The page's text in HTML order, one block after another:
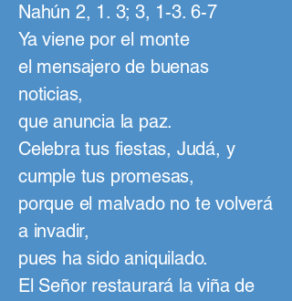
Nahún 2, 1. 3; 3, 1-3. 6-7
Ya viene por el monte
el mensajero de buenas
noticias,
que anuncia la paz.
Celebra tus fiestas, Judá, y
cumple tus promesas,
porque el malvado no te volverá
a invadir,
pues ha sido aniquilado.
El Señor restaurará la viña de